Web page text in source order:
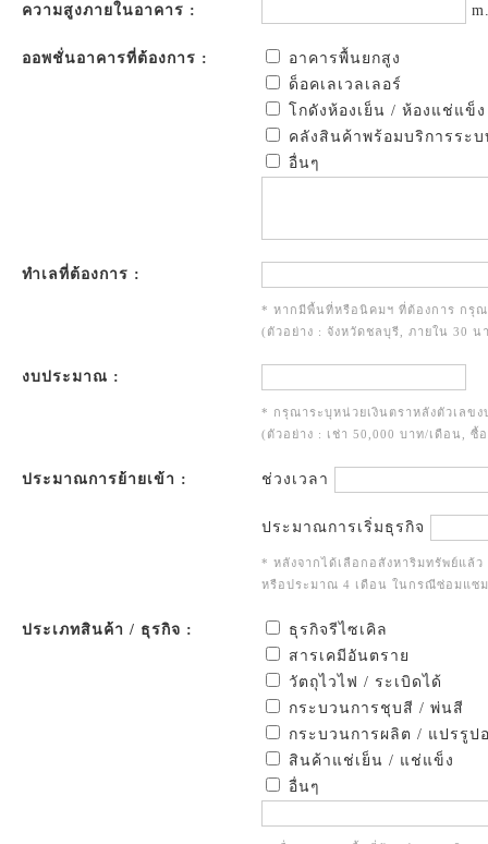
ความสูงภายในอาคาร :
ออพชั่นอาคารที่ต้องการ :
อาคารพื้นยกสูง
ด็อคเลเวลเลอร์
โกดังห้องเย็น / ห้องแช่แข็
คลังสินค้าพร้อมบริการระ
อื่นๆ
ทำเลที่ต้องการ :
* หากมีพื้นที่หรือนิคมฯ ที่ต้องการ กรุณ
(ตัวอย่าง : จังหวัดชลบุรี, ภายใน 30
งบประมาณ :
* กรุณาระบุหน่วยเงินตราหลังตัวเลข
(ตัวอย่าง : เช่า 50,000 บาท/เดือน, ซื้
ประมาณการย้ายเข้า : ช่วงเวลา
ประมาณการเริ่มธุรกิจ
* หลังจากได้เลือกอสังหาริมทรัพย์แล้ว
หรือประมาณ 4 เดือน ในกรณีซ่อมแซ
ประเภทสินค้า / ธุรกิจ :
ธุรกิจรีไซเคิล
สารเคมีอันตราย
วัตถุไวไฟ / ระเบิดได้
กระบวนการชุบสี / พ่นสี
กระบวนการผลิต / แปรรูป
สินค้าแช่เย็น / แช่แข็ง
อื่นๆ